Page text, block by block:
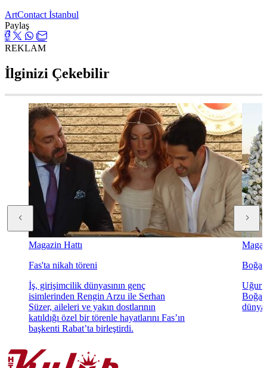
ArtContact İstanbul
Paylaş
REKLAM
İlginizi Çekebilir
Magazin Hattı
Fas'ta nikah töreni
İş, girişimcilik dünyasının genç
isimlerinden Rengin Arzu ile Serhan
Süzer, aileleri ve yakın dostlarının
katıldığı özel bir törenle hayatlarını Fas’ın
başkenti Rabat’ta birleştirdi.
Uğur